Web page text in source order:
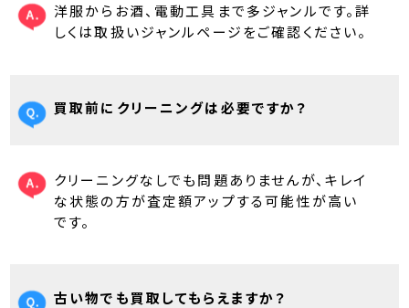
洋服からお酒、電動工具まで多ジャンルです。詳
しくは取扱いジャンルページをご確認ください。
買取前にクリーニングは必要ですか？
クリーニングなしでも問題ありませんが、キレイ
な状態の方が査定額アップする可能性が高い
です。
古い物でも買取してもらえますか？